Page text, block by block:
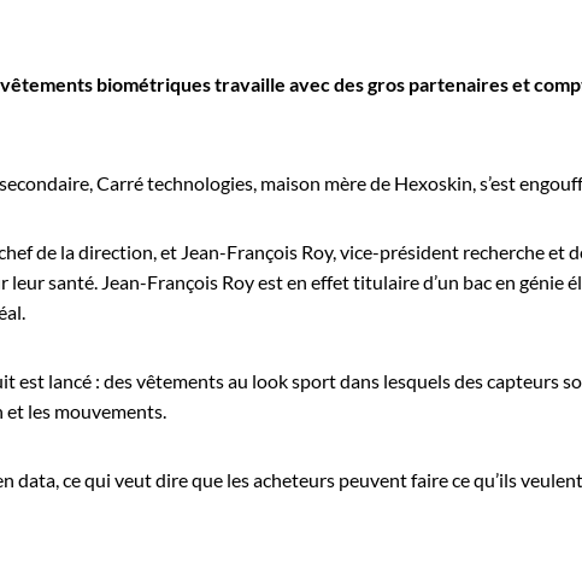
biométriques travaille avec des gros partenaires et
Carré technologies, maison mère de Hexoskin, s’est
de la direction, et Jean-François Roy, vice-président recherche et
leur santé. Jean-François Roy est en effet titulaire d’un bac en
est lancé : des vêtements au look sport dans lesquels des capteurs
les mouvements.
data, ce qui veut dire que les acheteurs peuvent faire ce qu’ils